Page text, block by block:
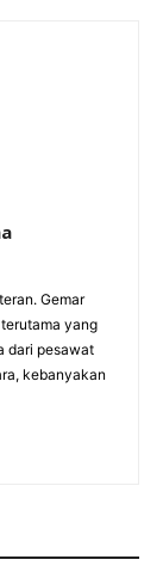
Gemar
yang
dari pesawat
kebanyakan